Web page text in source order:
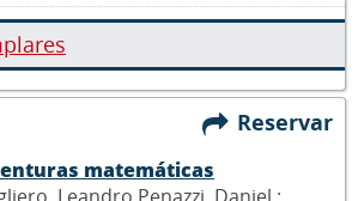
Reservar
matemáticas